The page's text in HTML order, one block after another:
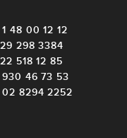
48 00 12 12
298 3384
518 12 85
930 46 73 53
02 8294 2252